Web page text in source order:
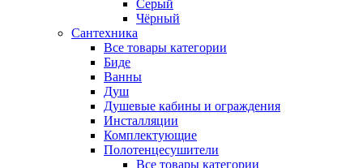
Серый
Чёрный
Сантехника
Все товары категории
Биде
Ванны
Душ
Душевые кабины и ограждения
Инсталляции
Комплектующие
Полотенцесушители
Все товары категории